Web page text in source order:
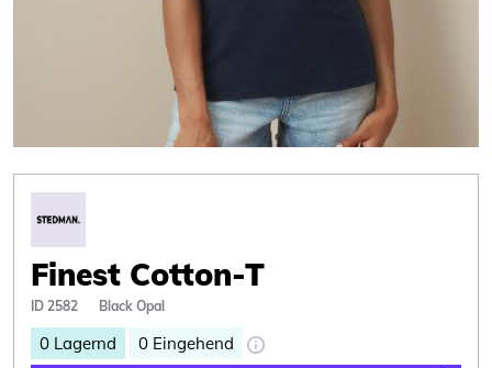
Finest Cotton-T
ID 2582 Black Opal
0 Lagernd 0 Eingehend